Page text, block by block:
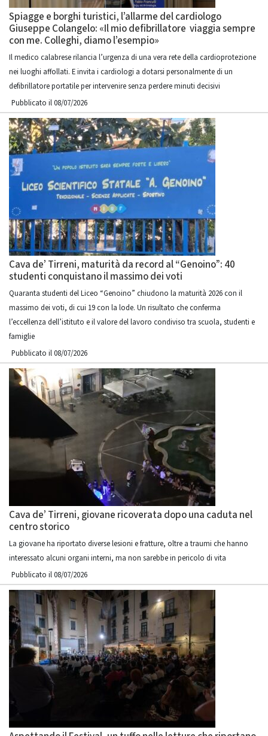
Spiagge e borghi turistici, l’allarme del cardiologo
Giuseppe Colangelo: «Il mio defibrillatore viaggia sempre
con me. Colleghi, diamo l’esempio»
Il medico calabrese rilancia l’urgenza di una vera rete della cardioprotezione
nei luoghi affollati. E invita i cardiologi a dotarsi personalmente di un
defibrillatore portatile per intervenire senza perdere minuti decisivi
Pubblicato il 08/07/2026
Cava de’ Tirreni, maturità da record al “Genoino”: 40
studenti conquistano il massimo dei voti
Quaranta studenti del Liceo “Genoino” chiudono la maturità 2026 con il
massimo dei voti, di cui 19 con la lode. Un risultato che conferma
l’eccellenza dell’istituto e il valore del lavoro condiviso tra scuola, studenti e
famiglie
Pubblicato il 08/07/2026
Cava de’ Tirreni, giovane ricoverata dopo una caduta nel
centro storico
La giovane ha riportato diverse lesioni e fratture, oltre a traumi che hanno
interessato alcuni organi interni, ma non sarebbe in pericolo di vita
Pubblicato il 08/07/2026